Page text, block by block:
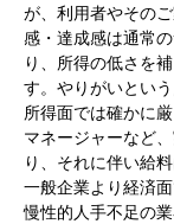
が、利用者やその
感・達成感は通常
り、所得の低さを
す。やりがいとい
所得面では確かに
マネージャーなど
り、それに伴い給
一般企業より経済
慢性的人手不足の